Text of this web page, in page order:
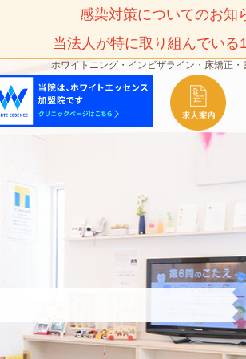
感染対策についてのお知
当法人が特に取り組んでいる
ホワイトニング・インビザライン・床矯正